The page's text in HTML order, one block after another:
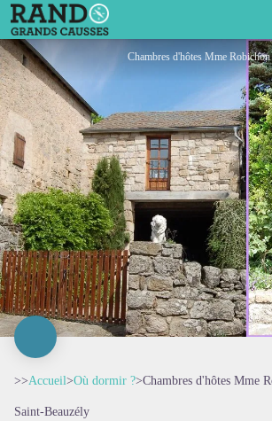
Chambres d'hôtes Mme Robichon
Chambres d'hôtes Mme Robichon
>>Accueil>Où dormir ?>Chambres d'hôtes Mme
Saint-Beauzély